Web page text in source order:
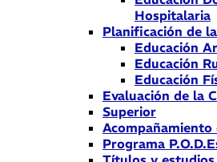
Hospitalaria
Planificación de
Educación
Educación
Educación
Evaluación de la
Superior
Acompañamiento
Programa